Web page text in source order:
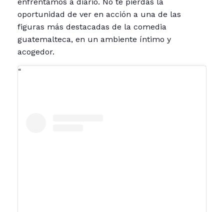
enfrentamos a diario. No te pierdas la
oportunidad de ver en acción a una de las
figuras más destacadas de la comedia
guatemalteca, en un ambiente íntimo y
acogedor.